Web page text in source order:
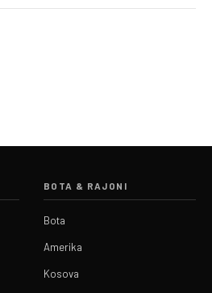
BOTA & RAJONI
Bota
Amerika
Kosova